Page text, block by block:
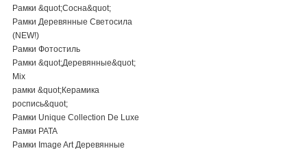
Рамки &quot;Сосна&quot;
Рамки Деревянные Светосила
(NEW!)
Рамки Фотостиль
Рамки &quot;Деревянные&quot;
Mix
рамки &quot;Керамика
роспись&quot;
Рамки Unique Collection De Luxe
Рамки PATA
Рамки Image Art Деревянные